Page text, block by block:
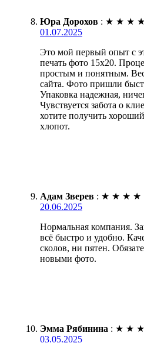
Юра Дорохов : ★ ★ ★ ★
01.07.2025
Это мой первый опыт с
печать фото 15х20.
простым и понятным.
сайта. Фото пришли
Упаковка надежная,
Чувствуется забота о
хотите получить
хлопот.
Адам Зверев : ★ ★ ★ ★
20.06.2025
Нормальная компания.
всё быстро и удобно.
сколов, ни пятен.
новыми фото.
Эмма Рябинина : ★ ★ ★
03.05.2025